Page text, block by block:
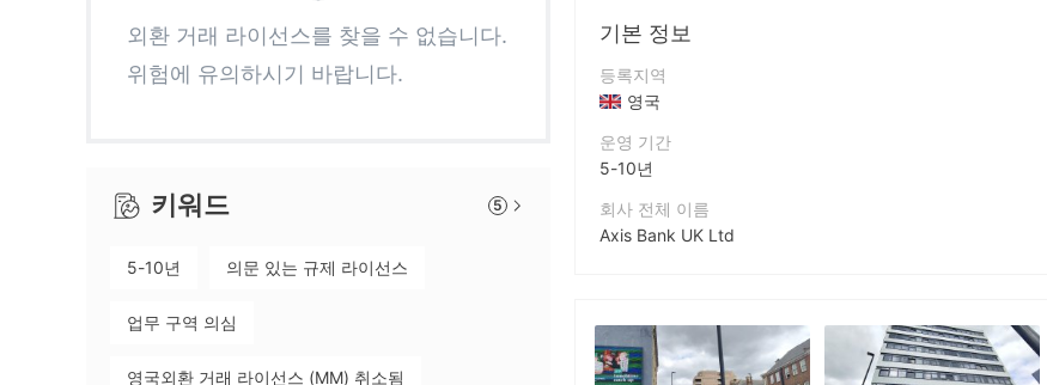
5
6
8
9
9
외환 거래 라이선스를 찾을 수 없습니다.
위험에 유의하시기 바랍니다.
키워드 5
5-10년 의문 있는 규제 라이선스
업무 구역 의심
영국외환 거래 라이선스 (MM) 취소됨
기본 정보
등록지역
영국
운영 기간
5-10년
회사 전체 이름
Axis Bank UK Ltd
기업 직원
--